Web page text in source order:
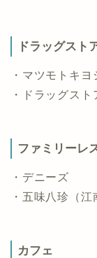
ドラッグスト
・マツモトキヨ
・ドラッグス
ファミリーレ
・デニーズ
・五味八珍（江
カフェ